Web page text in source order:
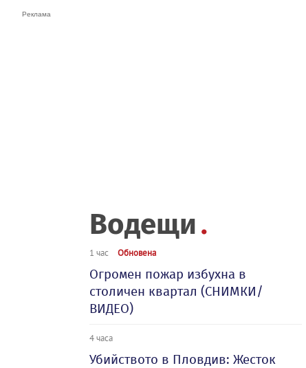
Водещи
1 час Обновена
Огромен пожар избухна в
столичен квартал (СНИМКИ/
ВИДЕО)
4 часа
Убийството в Пловдив: Жесток